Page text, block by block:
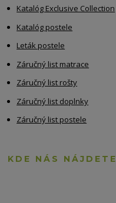
Katalóg Exclusive Collection
Katalóg postele
Leták postele
Záručný list matrace
Záručný list rošty
Záručný list doplnky
Záručný list postele
KDE NÁS NÁJDETE